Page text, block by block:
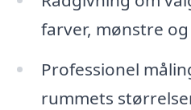
farver, mønstre
Professionel
rummets